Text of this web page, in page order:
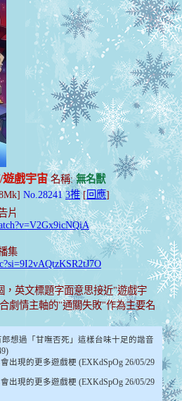
遊戲宇宙名稱:無名獸
No.28241 3推[回應]
片
集
，英文標題字面意思接近"遊戲宇
劇情主軸的"通關失敗"作為主要名
想過「甘嘸否死」這樣台味十足的諧音
出現的更多遊戲梗 (EXKdSpOg 26/05/29
出現的更多遊戲梗 (EXKdSpOg 26/05/29